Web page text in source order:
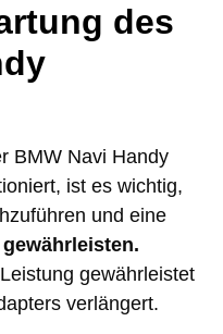
des
BMW Navi Handy
ist es wichtig,
und eine
gewährleistet
verlängert.